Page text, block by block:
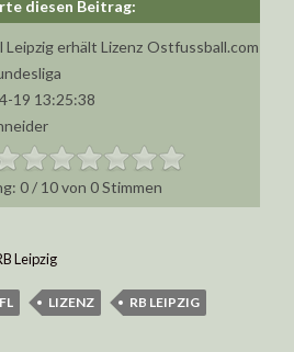
Leipzig erhält Lizenz Ostfussball.com
19 13:25:38
0/ 10von 0Stimmen
Leipzig
LIZENZ
RB LEIPZIG